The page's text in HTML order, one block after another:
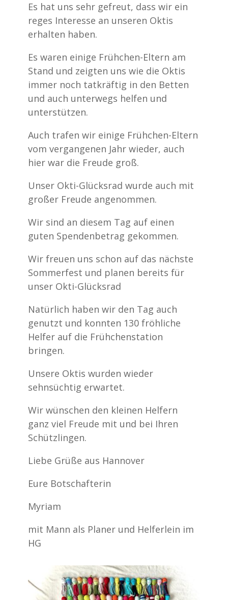
Es hat uns sehr gefreut, dass wir ein
reges Interesse an unseren Oktis
erhalten haben.
Es waren einige Frühchen-Eltern am
Stand und zeigten uns wie die Oktis
immer noch tatkräftig in den Betten
und auch unterwegs helfen und
unterstützen.
Auch trafen wir einige Frühchen-Eltern
vom vergangenen Jahr wieder, auch
hier war die Freude groß.
Unser Okti-Glücksrad wurde auch mit
großer Freude angenommen.
Wir sind an diesem Tag auf einen
guten Spendenbetrag gekommen.
Wir freuen uns schon auf das nächste
Sommerfest und planen bereits für
unser Okti-Glücksrad
Natürlich haben wir den Tag auch
genutzt und konnten 130 fröhliche
Helfer auf die Frühchenstation
bringen.
Unsere Oktis wurden wieder
sehnsüchtig erwartet.
Wir wünschen den kleinen Helfern
ganz viel Freude mit und bei Ihren
Schützlingen.
Liebe Grüße aus Hannover
Eure Botschafterin
Myriam
mit Mann als Planer und Helferlein im
HG